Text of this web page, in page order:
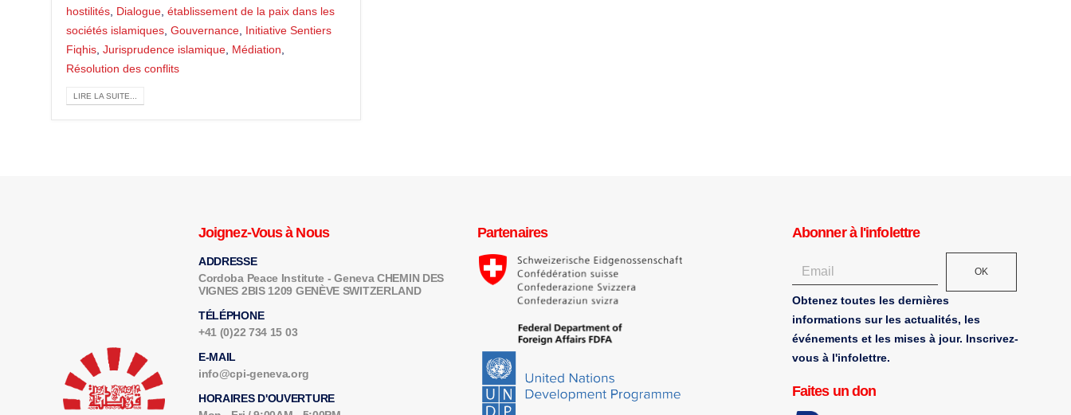
hostilités, Dialogue, établissement de la paix dans les
sociétés islamiques, Gouvernance,
Initiative Sentiers
Fiqhis, Jurisprudence islamique, Médiation,
Résolution des conflits
LIRE LA SUITE...
Joignez-Vous à Nous
ADDRESSE
Cordoba Peace Institute - Geneva CHEMIN DES
VIGNES 2BIS 1209 GENÈVE SWITZERLAND
TÉLÉPHONE
+41 (0)22 734 15 03
E-MAIL
info@cpi-geneva.org
HORAIRES D'OUVERTURE
Partenaires Abonner à l'infolettre
OK
Obtenez toutes les dernières
informations sur les actualités, les
événements et les mises à jour. Inscrivez-
vous à l'infolettre.
Faites un don